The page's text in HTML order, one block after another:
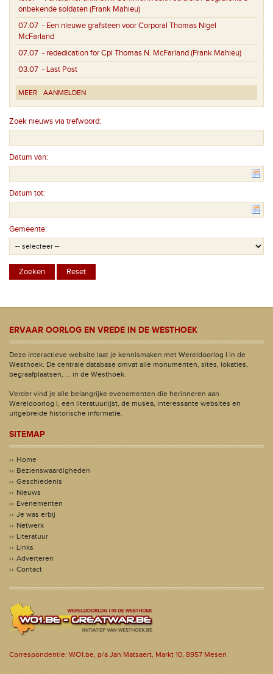
onbekende soldaten (Frank Mahieu)
07.07 - Een nieuwe grafsteen voor Corporal Thomas Nigel
McFarland
07.07 - rededication for Cpl Thomas N. McFarland (Frank Mahieu)
03.07 - Last Post
MEER AANMELDEN
Zoek nieuws via trefwoord:
Datum van:
Datum tot:
Gemeente:
ERVAAR OORLOG EN VREDE IN DE WESTHOEK
Deze interactieve website laat je kennismaken met Wereldoorlog I in de
Westhoek. De centrale database omvat alle monumenten, sites, lokaties,
begraafplaatsen, ... in de Westhoek.
Verder vind je alle belangrijke evenementen die herinneren aan
Wereldoorlog I, een literatuurlijst, de musea, interessante websites en
uitgebreide historische informatie.
SITEMAP
Home
Bezienswaardigheden
Geschiedenis
Nieuws
Evenementen
Je was erbij
Netwerk
Literatuur
Links
Adverteren
Contact
Correspondentie: WO1.be, p/a Jan Matsaert, Markt 10, 8957 Mesen